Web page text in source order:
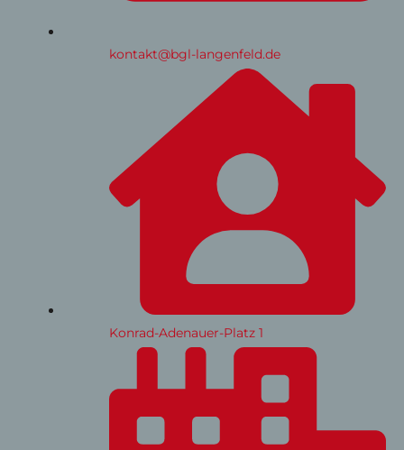
kontakt@bgl-langenfeld.de
Konrad-Adenauer-Platz 1